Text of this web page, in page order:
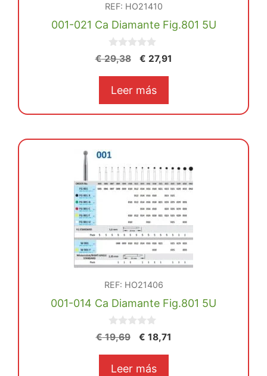
REF: HO21410
001-021 Ca Diamante Fig.801 5U
0
d
€29,38
El
original
€ 29,38.
€ 27,91
€ 27,91.
Leer más
REF: HO21406
001-014 Ca Diamante Fig.801 5U
0
d
€19,69
El
original
€ 18,71
Leer más